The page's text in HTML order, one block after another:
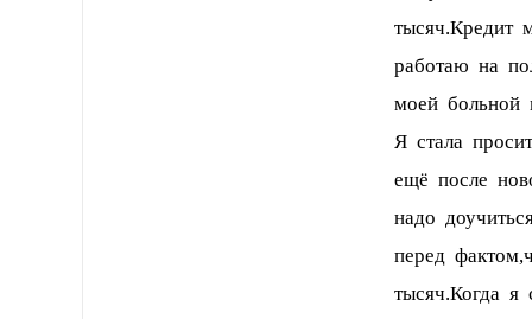
тысяч.Кредит
работаю на
моей больной
Я стала
ещё после
надо
перед
тысяч.Когда я